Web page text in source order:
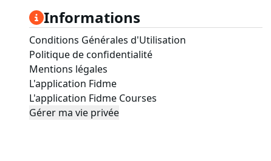
Informations
Conditions Générales d'Utilisation
Politique de confidentialité
Mentions légales
L'application Fidme
L'application Fidme Courses
Gérer ma vie privée